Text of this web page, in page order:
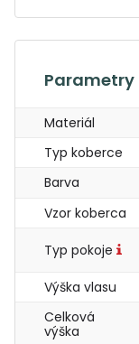
Parametry
Materiál
Typ koberce
Barva
Vzor koberca
Typ pokoje
Výška vlasu
Celková
výška